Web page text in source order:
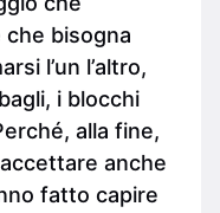
bisogna
l’un l’altro,
i blocchi
alla fine,
anche
fatto capire